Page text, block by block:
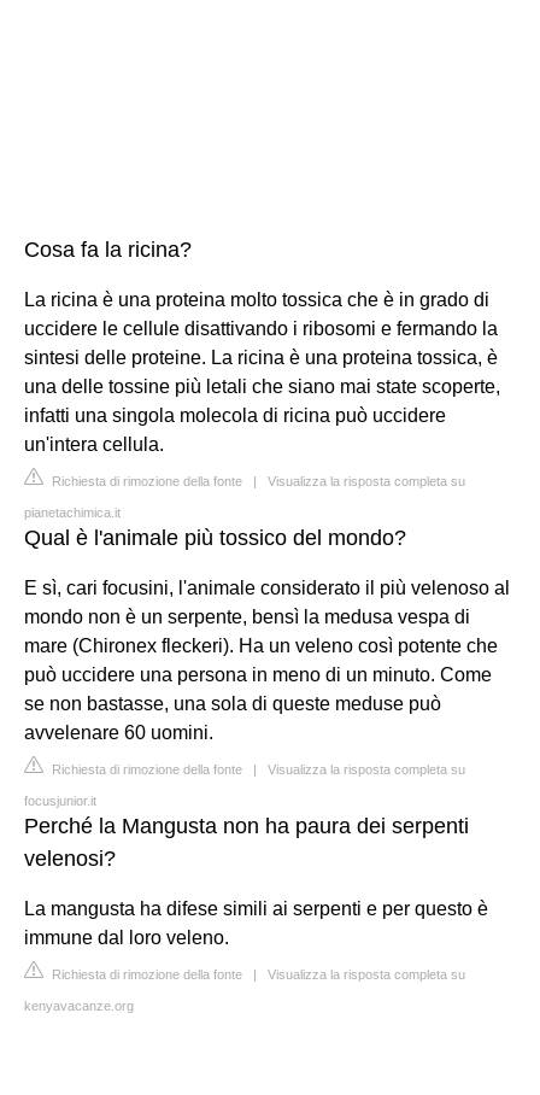
Cosa fa la ricina?
La ricina è una proteina molto tossica che è in grado di
uccidere le cellule disattivando i ribosomi e fermando la
sintesi delle proteine. La ricina è una proteina tossica, è
una delle tossine più letali che siano mai state scoperte,
infatti una singola molecola di ricina può uccidere
un'intera cellula.
Richiesta di rimozione della fonte | Visualizza la risposta completa su
pianetachimica.it
Qual è l'animale più tossico del mondo?
E sì, cari focusini, l'animale considerato il più velenoso al
mondo non è un serpente, bensì la medusa vespa di
mare (Chironex fleckeri). Ha un veleno così potente che
può uccidere una persona in meno di un minuto. Come
se non bastasse, una sola di queste meduse può
avvelenare 60 uomini.
Richiesta di rimozione della fonte | Visualizza la risposta completa su
focusjunior.it
Perché la Mangusta non ha paura dei serpenti
velenosi?
La mangusta ha difese simili ai serpenti e per questo è
immune dal loro veleno.
Richiesta di rimozione della fonte | Visualizza la risposta completa su
kenyavacanze.org